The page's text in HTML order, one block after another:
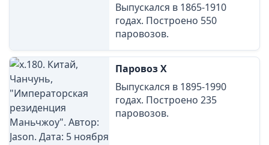
Выпускался в 1865-1910
годах. Построено 550
паровозов.
Паровоз Х
Выпускался в 1895-1990
годах. Построено 235
паровозов.